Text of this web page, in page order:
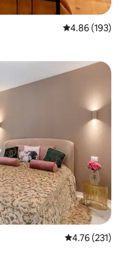
औसत रेटिंग 5 में से
4.86 (193)
औसत रेटिंग 5 में से
4.76 (231)